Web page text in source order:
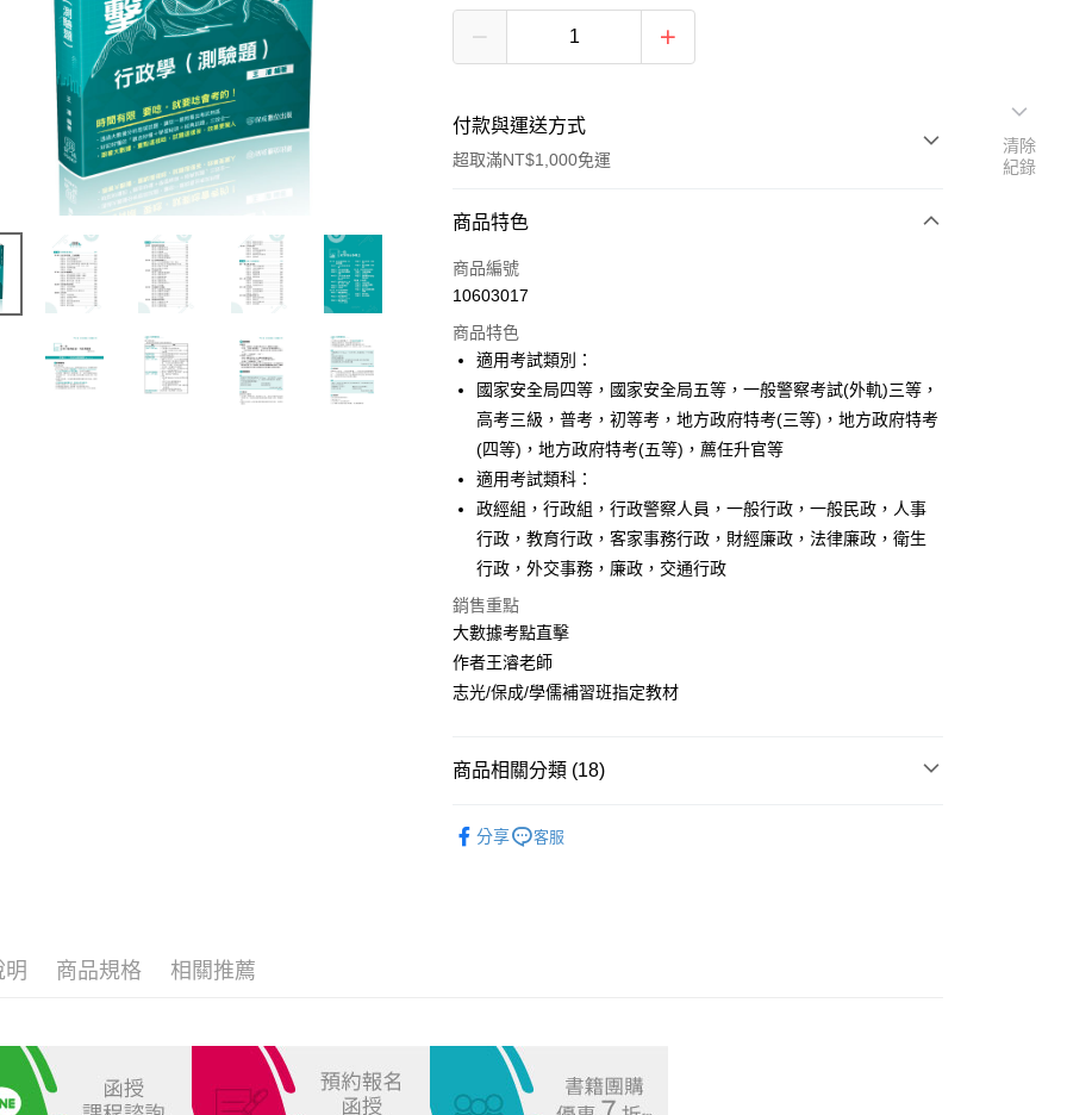
付款與運送方式
超取滿NT$1,000免運
付款方式
信用卡一次付款
LINE Pay
Apple Pay
悠遊付
Google Pay
ATM付款
運送方式
全家取貨付款
每筆NT$100，滿NT$1,000(含以上)免運費
每筆NT$100，滿NT$1,000(含以上)免運費
每筆NT$100，滿NT$1,000(含以上)免運費
每筆NT$100，滿NT$1,000(含以上)免運費
商品特色
商品編號
10603017
商品特色
適用考試類別：
國家安全局四等，國家安全局五等，一般警察考試(外軌)三等，
高考三級，普考，初等考，地方政府特考(三等)，地方政府特考
(四等)，地方政府特考(五等)，薦任升官等
適用考試類科：
政經組，行政組，行政警察人員，一般行政，一般民政，人事
行政，教育行政，客家事務行政，財經廉政，法律廉政，衛生
行政，外交事務，廉政，交通行政
銷售重點
大數據考點直擊
作者王濬老師
志光/保成/學儒補習班指定教材
商品相關分類 (18)
一般警察
保成出版考用書 大數據考點直擊系列
分享 客服
明 商品規格 相關推薦
清除
紀錄